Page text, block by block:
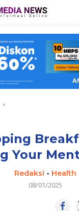
Your
Redaksi - Health
08/01/2025